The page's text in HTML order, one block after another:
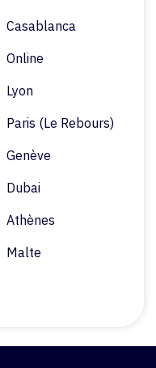
Casablanca
Online
Lyon
Paris (Le Rebours)
Genève
Dubai
Athènes
Malte